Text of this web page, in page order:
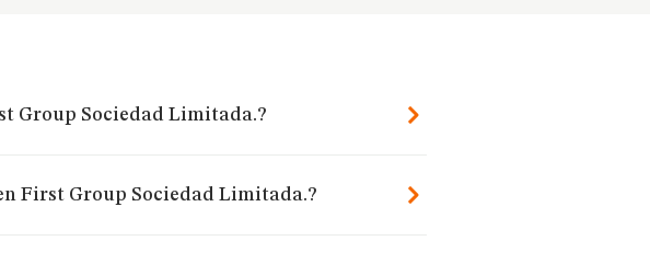
Group Sociedad Limitada.?
First Group Sociedad Limitada.?